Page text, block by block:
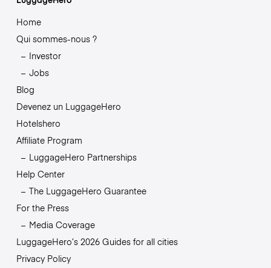
Home
Qui sommes-nous ?
Investor
Jobs
Blog
Devenez un LuggageHero
Hotelshero
Affiliate Program
LuggageHero Partnerships
Help Center
The LuggageHero Guarantee
For the Press
Media Coverage
LuggageHero’s 2026 Guides for all cities
Privacy Policy